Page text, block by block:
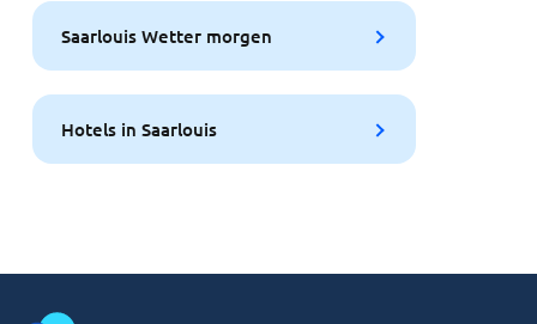
Saarlouis Wetter morgen
Hotels in Saarlouis